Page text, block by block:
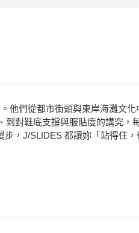
他們從都市街頭與東岸海灘文
對鞋底支撐與服貼度的講究，
，J/SLIDES 都讓妳「站得住，